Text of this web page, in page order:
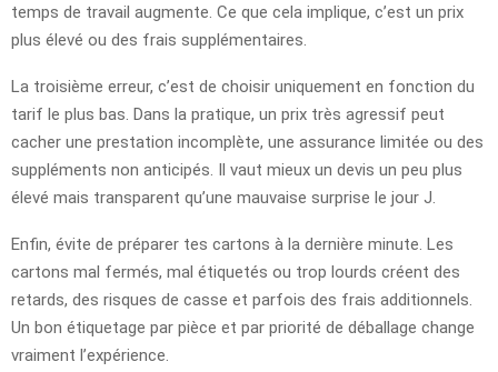
temps de travail augmente. Ce que cela implique, c’est un prix
plus élevé ou des frais supplémentaires.
La troisième erreur, c’est de choisir uniquement en fonction du
tarif le plus bas. Dans la pratique, un prix très agressif peut
cacher une prestation incomplète, une assurance limitée ou des
suppléments non anticipés. Il vaut mieux un devis un peu plus
élevé mais transparent qu’une mauvaise surprise le jour J.
Enfin, évite de préparer tes cartons à la dernière minute. Les
cartons mal fermés, mal étiquetés ou trop lourds créent des
retards, des risques de casse et parfois des frais additionnels.
Un bon étiquetage par pièce et par priorité de déballage change
vraiment l’expérience.